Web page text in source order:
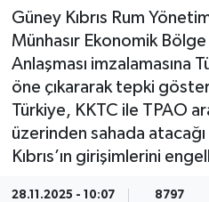
Güney Kıbrıs Rum
Münhasır Ekonomik Bölge
Anlaşması imzalamasına
öne çıkararak tepki
Türkiye, KKTC ile TPAO
üzerinden sahada
Kıbrıs’ın girişimlerini
28.11.2025 - 10:07 8797
EKONOMİ
GÖKTÜRK
GÜNDEM
KEMERBURGAZ
Haber Arşivi